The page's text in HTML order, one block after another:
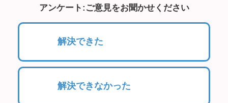
アンケート:ご意見をお聞かせください
解決できた
解決できなかった